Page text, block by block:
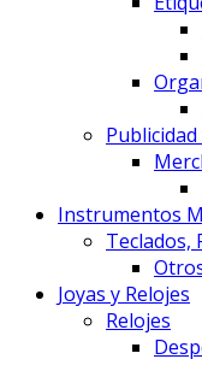
Instrumentos
Teclados,
Joyas y Relojes
Relojes